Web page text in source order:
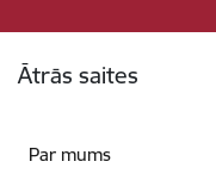
Ātrās saites
Par mums